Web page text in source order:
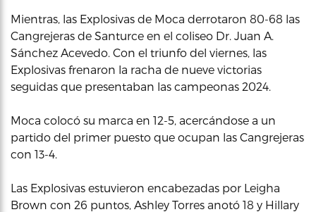
Mientras, las Explosivas de Moca derrotaron 80-68 las
Cangrejeras de Santurce en el coliseo Dr. Juan A.
Sánchez Acevedo. Con el triunfo del viernes, las
Explosivas frenaron la racha de nueve victorias
seguidas que presentaban las campeonas 2024.
Moca colocó su marca en 12-5, acercándose a un
partido del primer puesto que ocupan las Cangrejeras
con 13-4.
Las Explosivas estuvieron encabezadas por Leigha
Brown con 26 puntos, Ashley Torres anotó 18 y Hillary